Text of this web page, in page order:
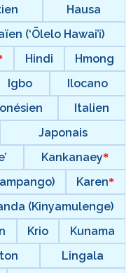
Hausa
(‘Ōlelo Hawai’i)
Hindi
Hmong
Igbo
Ilocano
Italien
Japonais
Kankanaey
Karen
(Kinyamulenge)
Krio
Kunama
Lingala